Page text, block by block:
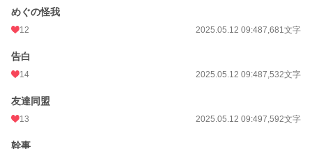
めぐの怪我
12 2025.05.12 09:487,681文字
告白
14 2025.05.12 09:487,532文字
友達同盟
13 2025.05.12 09:497,592文字
幹事